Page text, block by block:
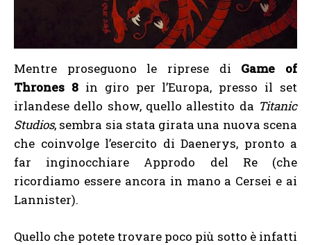
Mentre proseguono le riprese di Game of
Thrones 8in giro per l’Europa, presso il set
irlandese dello show, quello allestito da Titanic
Studios, sembra sia stata girata una nuova scena
che coinvolge l’esercito di Daenerys, pronto a
far inginocchiare Approdo del Re (che
ricordiamo essere ancora in mano a Cersei e ai
Lannister).
Quello che potete trovare poco più sotto è infatti